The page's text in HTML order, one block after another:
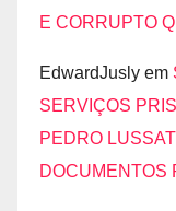
E CORRUPTO
EdwardJusly em
SERVIÇOS
PEDRO
DOCUMENTOS